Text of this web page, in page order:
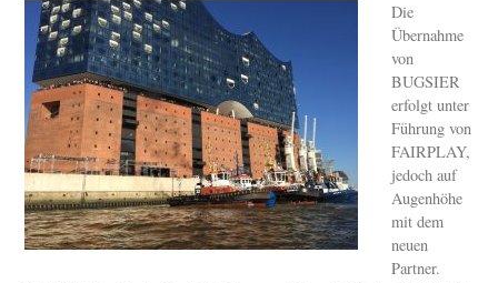
Die
Übernahme
von
BUGSIER
erfolgt unter
Führung von
FAIRPLAY,
jedoch auf
Augenhöhe
mit dem
neuen
Partner.